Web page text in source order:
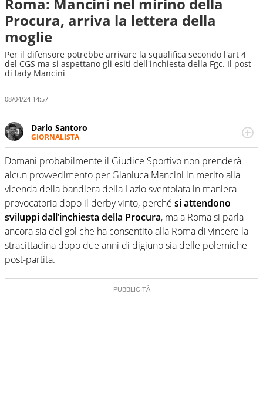
Procura, arriva la lettera della
moglie
Per il difensore potrebbe arrivare la squalifica secondo l'art 4
del CGS ma si aspettano gli esiti dell'inchiesta della Fgc. Il post
di lady Mancini
08/04/24 14:57
Dario Santoro
GIORNALISTA
Scrive, commenta, racconta lo sport in tutte le
sfaccettature. Tocca l'apice quando ha modo di
concentrarsi sulle interviste ai grandi protagonisti
Domani probabilmente il Giudice Sportivo non prenderà
alcun provvedimento per Gianluca Mancini in merito alla
vicenda della bandiera della Lazio sventolata in maniera
provocatoria dopo il derby vinto, perché si attendono
sviluppi dall’inchiesta della Procura, ma a Roma si parla
ancora sia del gol che ha consentito alla Roma di vincere la
stracittadina dopo due anni di digiuno sia delle polemiche
post-partita.